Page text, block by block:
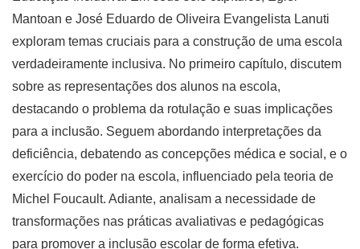
Mantoan e José Eduardo de Oliveira Evangelista Lanuti
exploram temas cruciais para a construção de uma escola
verdadeiramente inclusiva. No primeiro capítulo, discutem
sobre as representações dos alunos na escola,
destacando o problema da rotulação e suas implicações
para a inclusão. Seguem abordando interpretações da
deficiência, debatendo as concepções médica e social, e o
exercício do poder na escola, influenciado pela teoria de
Michel Foucault. Adiante, analisam a necessidade de
transformações nas práticas avaliativas e pedagógicas
para promover a inclusão escolar de forma efetiva.